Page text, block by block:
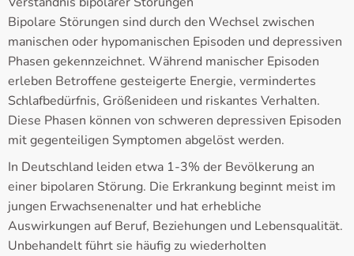
Bipolare Störungen sind durch den Wechsel zwischen
manischen oder hypomanischen Episoden und depressiven
Phasen gekennzeichnet. Während manischer Episoden
erleben Betroffene gesteigerte Energie, vermindertes
Schlafbedürfnis, Größenideen und riskantes Verhalten.
Diese Phasen können von schweren depressiven Episoden
mit gegenteiligen Symptomen abgelöst werden.
In Deutschland leiden etwa 1-3% der Bevölkerung an
einer bipolaren Störung. Die Erkrankung beginnt meist im
jungen Erwachsenenalter und hat erhebliche
Auswirkungen auf Beruf, Beziehungen und Lebensqualität.
Unbehandelt führt sie häufig zu wiederholten